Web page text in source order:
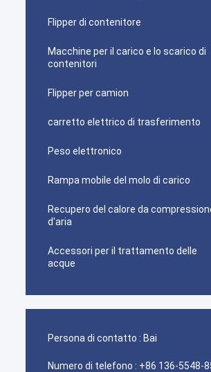
Flipper di contenitore
Macchine per il carico e lo scarico di
contenitori
Flipper per camion
carretto elettrico di trasferimento
Peso elettronico
Rampa mobile del molo di carico
Recupero del calore da
d'aria
Accessori per il trattamento delle
acque
Persona di contatto : Bai
Numero di telefono : +86 136-5548-